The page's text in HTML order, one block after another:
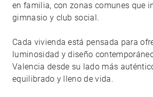
en familia, con zonas comunes que
gimnasio y club social.
Cada vivienda está pensada para
luminosidad y diseño
Valencia desde su lado más
equilibrado y lleno de vida.